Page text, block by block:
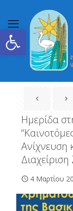
Ανοίξτε τη γραμμή
Ημερίδα
Ανίχνευση
4 Μαρτίου